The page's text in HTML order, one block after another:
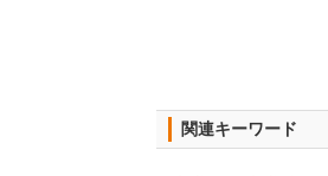
関連キーワード